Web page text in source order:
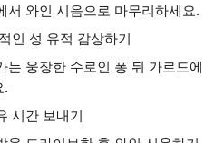
서 와인 시음으로 마무리하세요.
인 성 유적 감상하기
는 웅장한 수로인 퐁 뒤 가르드에
.
시간 보내기